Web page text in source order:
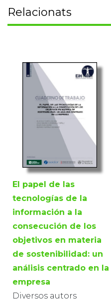
Relacionats
El papel de las
tecnologías de la
información a la
consecución de los
objetivos en materia
de sostenibilidad: un
análisis centrado en la
empresa
Diversos autors